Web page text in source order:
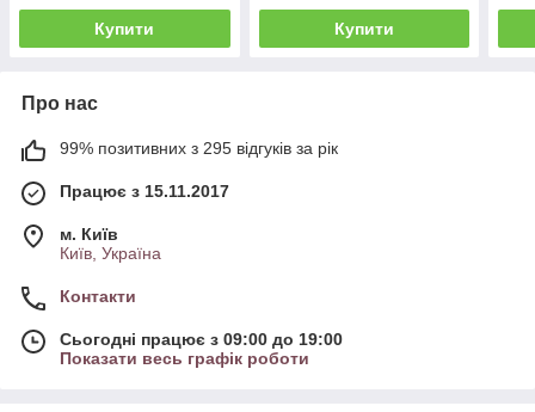
Купити Купити
Про нас
99% позитивних з 295 відгуків за рік
Працює з 15.11.2017
м. Київ
Київ, Україна
Контакти
Сьогодні працює з 09:00 до 19:00
Показати весь графік роботи